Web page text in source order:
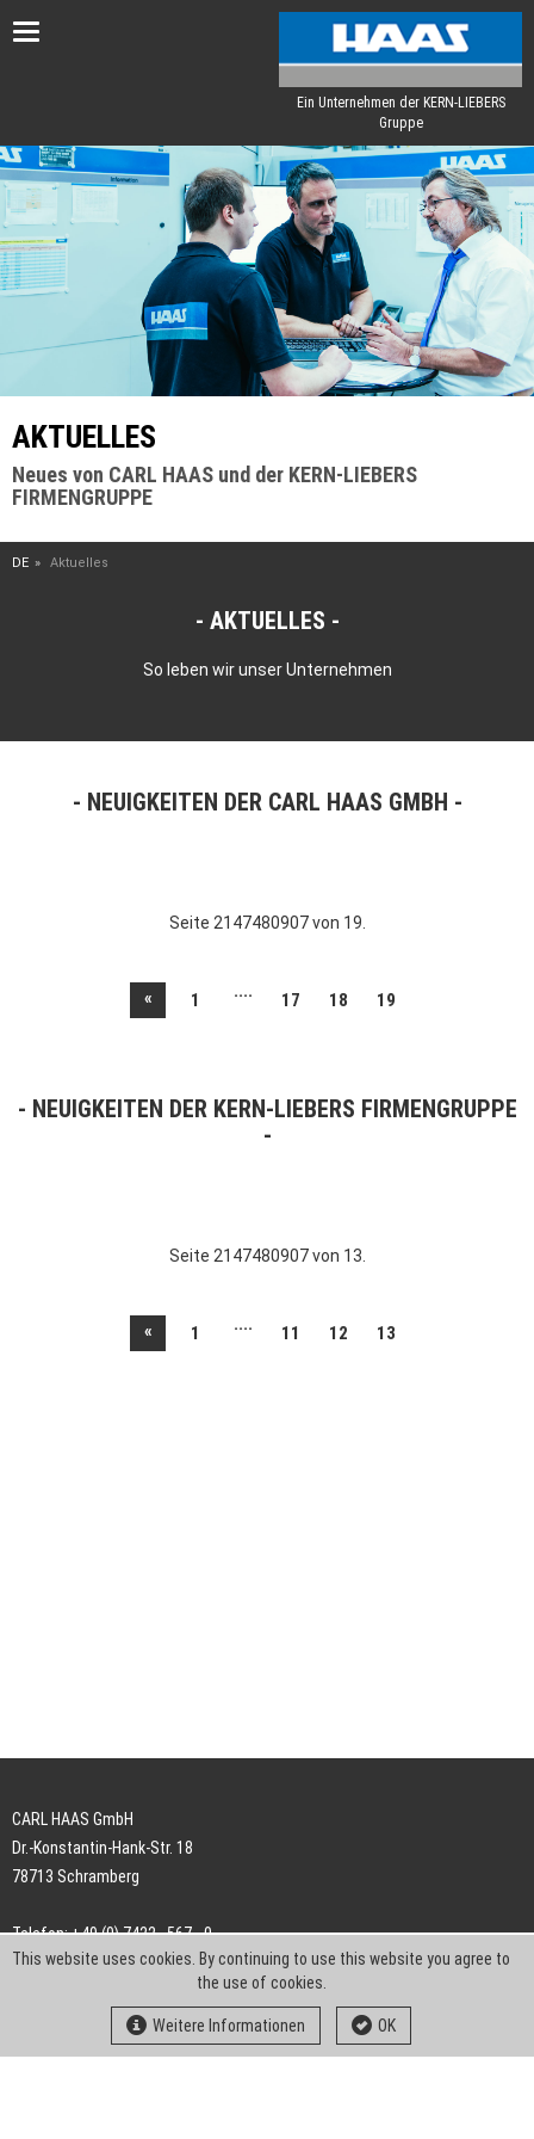
Toggle
Ein Unternehmen der KERN-LIEBERS
Gruppe
AKTUELLES
Neues von CARL HAAS und der KERN-LIEBERS
FIRMENGRUPPE
DE Aktuelles
AKTUELLES
So leben wir unser Unternehmen
NEUIGKEITEN DER CARL HAAS GMBH
Seite 2147480907 von 19.
« 1 .... 17 18 19
NEUIGKEITEN DER KERN-LIEBERS FIRMENGRUPPE
Seite 2147480907 von 13.
« 1 .... 11 12 13
CARL HAAS GmbH
Dr.-Konstantin-Hank-Str. 18
78713 Schramberg
Telefon: +49 (0) 7422 . 567 - 0
Telefax: +49 (0) 7422 . 567 - 239
info-ch@kern-liebers.com
This website uses cookies. By continuing to use this website you agree to
the use of cookies.
Weitere Informationen OK